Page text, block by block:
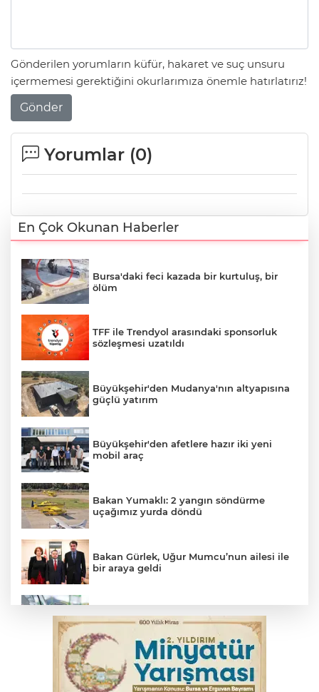
Gönderilen yorumların küfür, hakaret ve suç unsuru
içermemesi gerektiğini okurlarımıza önemle hatırlatırız!
Gönder
Yorumlar (0)
En Çok Okunan Haberler
Bursa'daki feci kazada bir kurtuluş, bir
ölüm
TFF ile Trendyol arasındaki sponsorluk
sözleşmesi uzatıldı
Büyükşehir'den Mudanya'nın altyapısına
güçlü yatırım
Büyükşehir'den afetlere hazır iki yeni
mobil araç
Bakan Yumaklı: 2 yangın söndürme
uçağımız yurda döndü
Bakan Gürlek, Uğur Mumcu’nun ailesi ile
bir araya geldi
yansıyacak mı?
YENİ Parti Genel Başkanı Özel'den
Çerçeve Yasa yorumu